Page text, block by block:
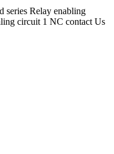
series Relay enabling
circuit 1 NC contact Us